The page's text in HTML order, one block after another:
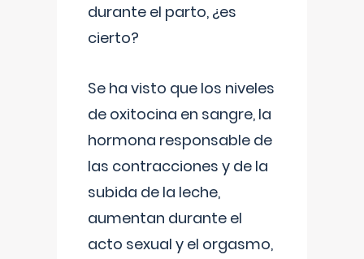
durante el parto, ¿es
cierto?
Se ha visto que los niveles
de oxitocina en sangre, la
hormona responsable de
las contracciones y de la
subida de la leche,
aumentan durante el
acto sexual y el orgasmo,